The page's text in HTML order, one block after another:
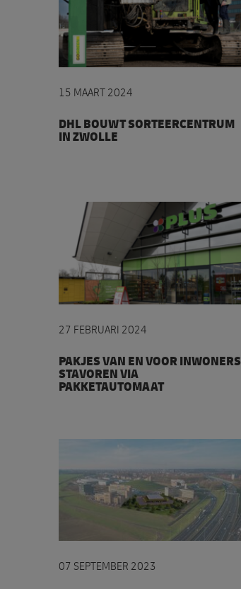
15 MAART 2024
DHL BOUWT SORTEERCENTRUM
IN ZWOLLE
27 FEBRUARI 2024
PAKJES VAN EN VOOR INWONERS
STAVOREN VIA
PAKKETAUTOMAAT
07 SEPTEMBER 2023